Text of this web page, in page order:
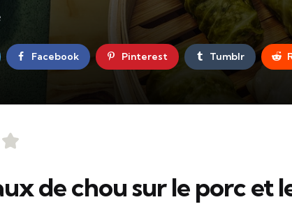
Facebook Pinterest Tumblr
de chou sur le porc et